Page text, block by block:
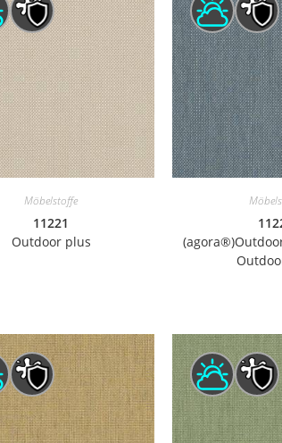
Möbelstoffe
11221
Outdoor plus